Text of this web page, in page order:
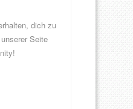
dich zu
Seite